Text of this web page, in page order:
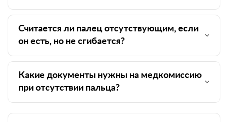
Считается ли палец отсутствующим, если
он есть, но не сгибается?
Какие документы нужны на медкомиссию
при отсутствии пальца?